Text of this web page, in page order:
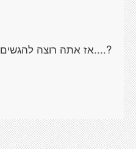
?....אז אתה רוצה להגשים